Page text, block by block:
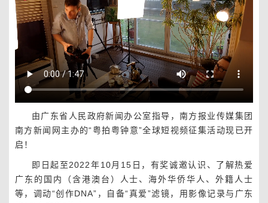
由广东省人民政府新闻办公室指导，南方报业传媒集团
南方新闻网主办的“粤拍粤钟意”全球短视频征集活动现已开
启！
即日起至2022年10月15日，有奖诚邀认识、了解热爱
广东的国内（含港澳台）人士、海外华侨华人、外籍人士
等，调动“创作DNA”，自备“真爱”滤镜，用影像记录与广东